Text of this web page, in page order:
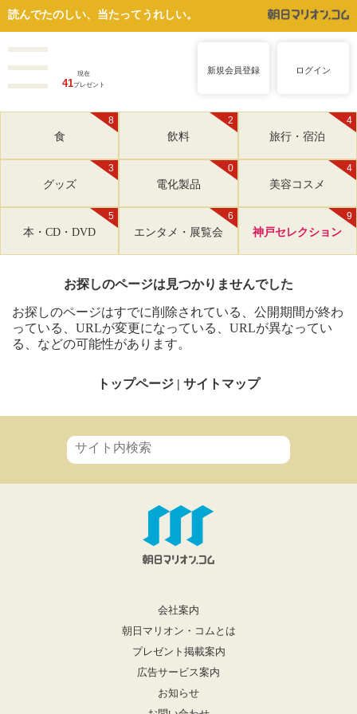
読んでたのしい、当たってうれしい。
現在
41プレゼント
新規会員登録 ログイン
8
食
2
飲料
4
旅行・宿泊
3
グッズ
0
電化製品
4
美容コスメ
5
本・CD・DVD
6
エンタメ・展覧会
9
神戸セレクション
お探しのページは見つかりませんでした
お探しのページはすでに削除されている、公開期間が終わ
っている、URLが変更になっている、URLが異なってい
る、などの可能性があります。
トップページ | サイトマップ
会社案内
朝日マリオン・コムとは
プレゼント掲載案内
広告サービス案内
お知らせ